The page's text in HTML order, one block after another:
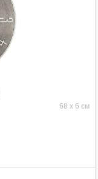
68 x 6 см